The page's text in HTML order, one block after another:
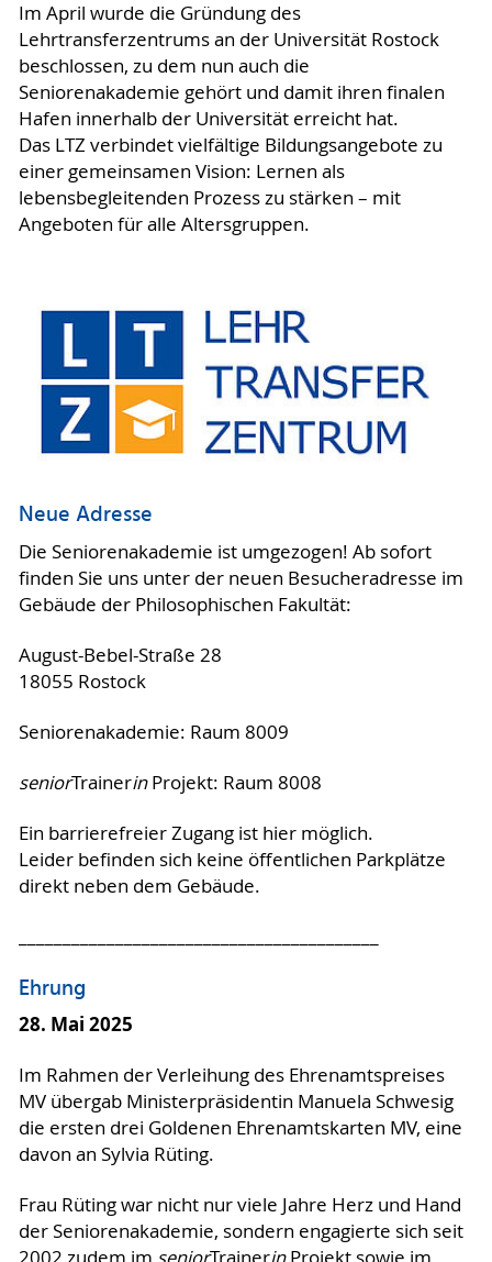
Im April wurde die Gründung des
Lehrtransferzentrums an der Universität Rostock
beschlossen, zu dem nun auch die
Seniorenakademie gehört und damit ihren finalen
Hafen innerhalb der Universität erreicht hat.
Das LTZ verbindet vielfältige Bildungsangebote zu
einer gemeinsamen Vision: Lernen als
lebensbegleitenden Prozess zu stärken – mit
Angeboten für alle Altersgruppen.
Neue Adresse
Die Seniorenakademie ist umgezogen! Ab sofort
finden Sie uns unter der neuen Besucheradresse im
Gebäude der Philosophischen Fakultät:
August-Bebel-Straße 28
18055 Rostock
Seniorenakademie: Raum 8009
seniorTrainerinProjekt: Raum 8008
Ein barrierefreier Zugang ist hier möglich.
Leider befinden sich keine öffentlichen Parkplätze
direkt neben dem Gebäude.
Ehrung
28. Mai 2025
Im Rahmen der Verleihung des Ehrenamtspreises
MV übergab Ministerpräsidentin Manuela Schwesig
die ersten drei Goldenen Ehrenamtskarten MV, eine
davon an Sylvia Rüting.
Frau Rüting war nicht nur viele Jahre Herz und Hand
der Seniorenakademie, sondern engagierte sich seit